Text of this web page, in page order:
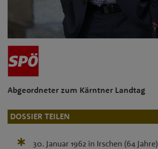
Abgeordneter zum Kärntner Landtag
DOSSIER TEILEN
30. Januar 1962in Irschen (64 Jahre)